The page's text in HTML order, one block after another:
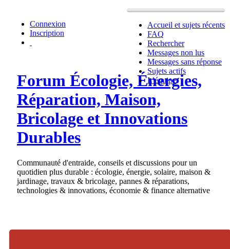
Accueil et sujets récents
FAQ
Rechercher
Messages non lus
Messages sans réponse
Sujets actifs
L’équipe
Connexion
Inscription
Forum Écologie, Énergies,
Réparation, Maison,
Bricolage et Innovations
Durables
Communauté d'entraide, conseils et discussions pour un
quotidien plus durable : écologie, énergie, solaire, maison &
jardinage, travaux & bricolage, pannes & réparations,
technologies & innovations, économie & finance alternative